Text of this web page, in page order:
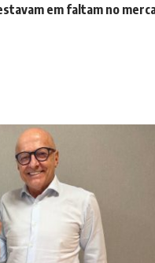
em faltam no